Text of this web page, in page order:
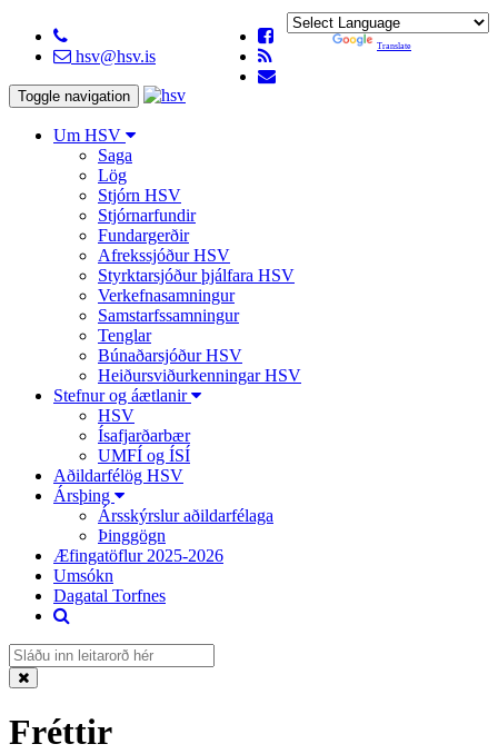
hsv@hsv.is
Translate
Toggle navigation
Um HSV
Saga
Lög
Stjórn HSV
Stjórnarfundir
Fundargerðir
Afrekssjóður HSV
Styrktarsjóður þjálfara HSV
Verkefnasamningur
Samstarfssamningur
Tenglar
Búnaðarsjóður HSV
Heiðursviðurkenningar HSV
Stefnur og áætlanir
HSV
Ísafjarðarbær
UMFÍ og ÍSÍ
Aðildarfélög HSV
Ársþing
Ársskýrslur aðildarfélaga
Þinggögn
Æfingatöflur 2025-2026
Umsókn
Dagatal Torfnes
Fréttir